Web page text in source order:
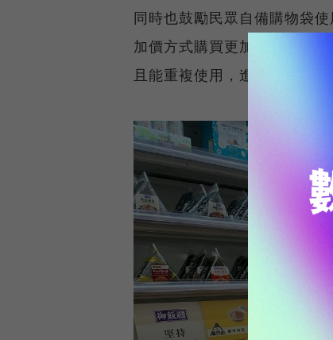
同時也鼓勵民眾自備購物袋
加價方式購買更加耐用、好
且能重複使用，進而減少一次